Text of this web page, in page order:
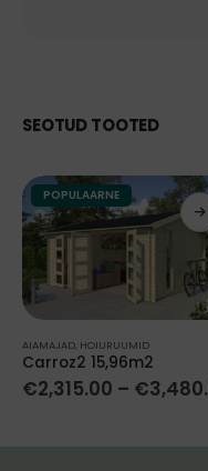
SEOTUD TOOTED
POPULAARNE
AIAMAJAD HOIURUUMID
Carroz2 15,96m2
€2,315.00 – €